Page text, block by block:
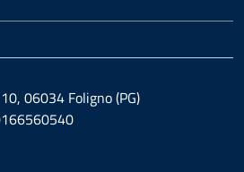
06034 Foligno (PG)